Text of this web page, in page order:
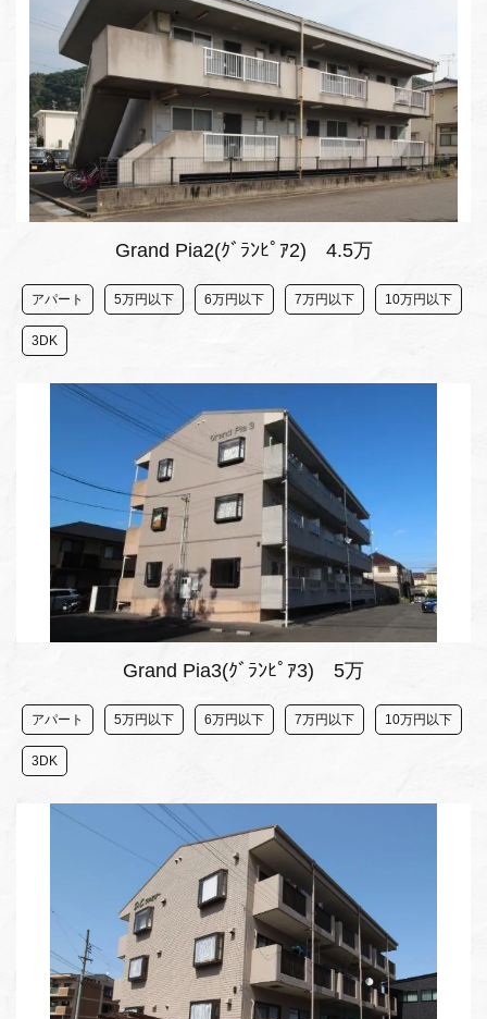
Grand Pia2(ｸﾞﾗﾝﾋﾟｱ2) 4.5万
アパート 5万円以下 6万円以下 7万円以下 10万円以下
3DK
Grand Pia3(ｸﾞﾗﾝﾋﾟｱ3) 5万
アパート 5万円以下 6万円以下 7万円以下 10万円以下
3DK